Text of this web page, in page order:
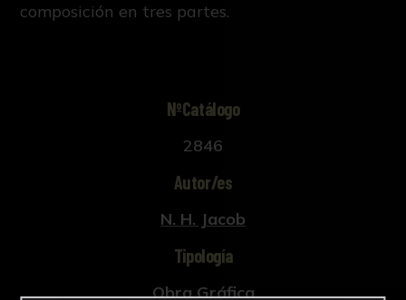
composición en tres partes.
NºCatálogo
2846
Autor/es
N. H. Jacob
Tipología
Obra Gráfica